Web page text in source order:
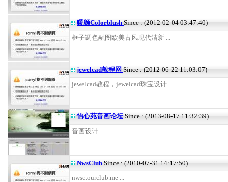
暖颜Colorblush Since : (2012-02-04 03:47:40)
框子调色融图欧美古风现代清新 ...
jewelcad教程网 Since : (2012-06-22 11:03:07)
jewelcad教程，jewelcad珠宝设计 ...
怡心苑音画论坛Since : (2013-08-17 11:32:39)
音画设计 ...
NwsClub Since : (2010-07-31 14:17:50)
nwsc.ourclub.me ...